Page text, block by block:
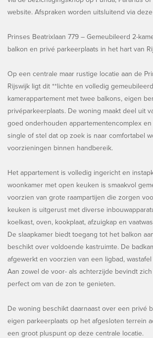
website. Afspraken worden uitsluitend via
Prinses Beatrixlaan 779 – Gemeubileerd 2-
balkon en privé parkeerplaats in het hart van
Op een centrale maar rustige locatie aan de
Rijswijk ligt dit **lichte en volledig
kamerappartement met twee balkons, eigen
privéparkeerplaats. De woning maakt deel uit
goed onderhouden appartementencomplex
single of stel dat op zoek is naar comfortabel
voorzieningen binnen handbereik.
Het appartement is volledig ingericht en
woonkamer met open keuken is smaakvol
voorzien van grote raampartijen die zorgen
keuken is uitgerust met diverse
koelkast, oven, kookplaat, afzuigkap en
De slaapkamer biedt toegang tot het balkon
beschikt over voldoende kastruimte. De
afgewerkt en voorzien van een ligbad,
Aan zowel de voor- als achterzijde bevindt
perfect om van de zon te genieten.
De woning beschikt daarnaast over een privé
eigen parkeerplaats op het afgesloten terrein
een groot pluspunt op deze centrale locatie.